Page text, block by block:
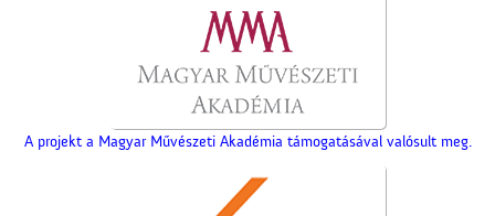
A projekt a Magyar Művészeti Akadémia támogatásával valósult meg.